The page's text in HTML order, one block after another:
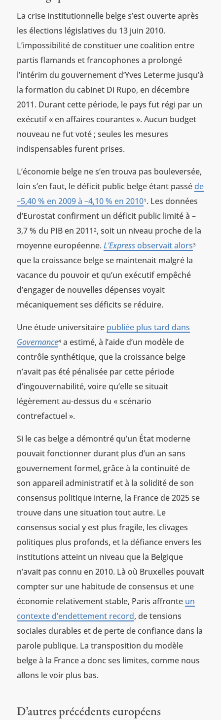
La crise institutionnelle belge s’est ouverte après
les élections législatives du 13 juin 2010.
L’impossibilité de constituer une coalition entre
partis flamands et francophones a prolongé
l’intérim du gouvernement d’Yves Leterme jusqu’à
la formation du cabinet Di Rupo, en décembre
2011. Durant cette période, le pays fut régi par un
exécutif « en affaires courantes ». Aucun budget
nouveau ne fut voté ; seules les mesures
indispensables furent prises.
L’économie belge ne s’en trouva pas bouleversée,
loin s’en faut, le déficit public belge étant passé de
–5,40 % en 2009 à –4,10 % en 20101 . Les données
d’Eurostat confirment un déficit public limité à –
3,7 % du PIB en 2011 2, soit un niveau proche de la
moyenne européenne. L’Expressobservait alors3
que la croissance belge se maintenait malgré la
vacance du pouvoir et qu’un exécutif empêché
d’engager de nouvelles dépenses voyait
mécaniquement ses déficits se réduire.
Une étude universitaire publiée plus tard dans
Governance4a estimé, à l’aide d’un modèle de
contrôle synthétique, que la croissance belge
n’avait pas été pénalisée par cette période
d’ingouvernabilité, voire qu’elle se situait
légèrement au-dessus du « scénario
contrefactuel ».
Si le cas belge a démontré qu’un État moderne
pouvait fonctionner durant plus d’un an sans
gouvernement formel, grâce à la continuité de
son appareil administratif et à la solidité de son
consensus politique interne, la France de 2025 se
trouve dans une situation tout autre. Le
consensus social y est plus fragile, les clivages
politiques plus profonds, et la défiance envers les
institutions atteint un niveau que la Belgique
n’avait pas connu en 2010. Là où Bruxelles pouvait
compter sur une habitude de consensus et une
économie relativement stable, Paris affronte un
contexte d’endettement record, de tensions
sociales durables et de perte de confiance dans la
parole publique. La transposition du modèle
belge à la France a donc ses limites, comme nous
allons le voir plus bas.
D’autres précédents européens